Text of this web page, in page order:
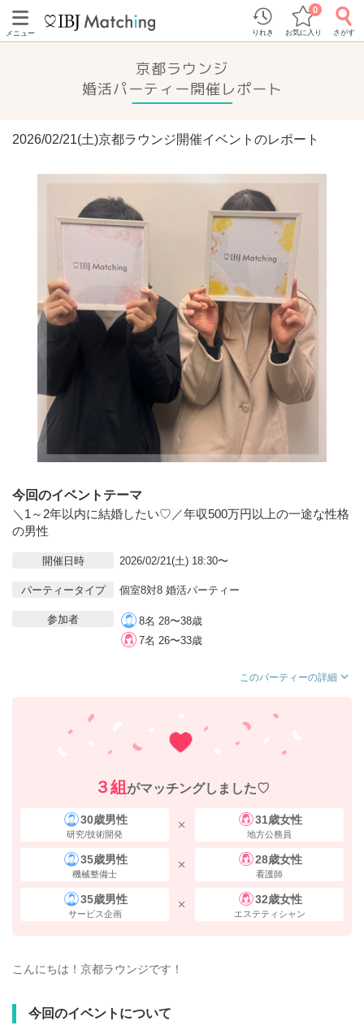
メニュー りれき お気に入り
0
さがす
京都ラウンジ
婚活パーティー開催レポート
2026/02/21(土)京都ラウンジ開催イベントのレポート
今回のイベントテーマ
＼1～2年以内に結婚したい♡／年収500万円以上の一途な性格
の男性
開催日時 2026/02/21(土) 18:30〜
パーティータイプ 個室8対8 婚活パーティー
参加者
8名 28〜38歳
7名 26〜33歳
このパーティーの詳細
３組 がマッチングしました♡
30歳男性
研究/技術開発
31歳女性
地方公務員
35歳男性
機械整備士
28歳女性
看護師
35歳男性
サービス企画
32歳女性
エステティシャン
こんにちは！京都ラウンジです！
今回のイベントについて